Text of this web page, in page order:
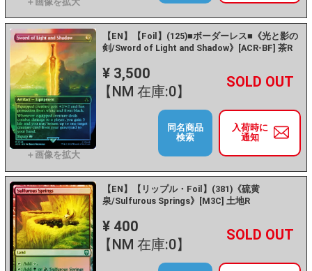
【EN】【Foil】(125)■ボーダーレス■《光と影の
剣/Sword of Light and Shadow》[ACR-BF] 茶R
¥ 3,500
【NM 在庫:0】
－ +
入荷時に
通知
同名商品
検索
【EN】【リップル・Foil】(381)《硫黄
泉/Sulfurous Springs》[M3C] 土地R
¥ 400
【NM 在庫:0】
－ +